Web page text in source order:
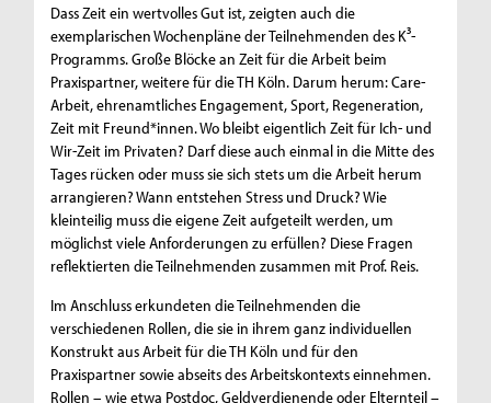
Dass Zeit ein wertvolles Gut ist, zeigten auch die
exemplarischen Wochenpläne der Teilnehmenden des K³-
Programms. Große Blöcke an Zeit für die Arbeit beim
Praxispartner, weitere für die TH Köln. Darum herum: Care-
Arbeit, ehrenamtliches Engagement, Sport, Regeneration,
Zeit mit Freund*innen. Wo bleibt eigentlich Zeit für Ich- und
Wir-Zeit im Privaten? Darf diese auch einmal in die Mitte des
Tages rücken oder muss sie sich stets um die Arbeit herum
arrangieren? Wann entstehen Stress und Druck? Wie
kleinteilig muss die eigene Zeit aufgeteilt werden, um
möglichst viele Anforderungen zu erfüllen? Diese Fragen
reflektierten die Teilnehmenden zusammen mit Prof. Reis.
Im Anschluss erkundeten die Teilnehmenden die
verschiedenen Rollen, die sie in ihrem ganz individuellen
Konstrukt aus Arbeit für die TH Köln und für den
Praxispartner sowie abseits des Arbeitskontexts einnehmen.
Rollen – wie etwa Postdoc, Geldverdienende oder Elternteil –